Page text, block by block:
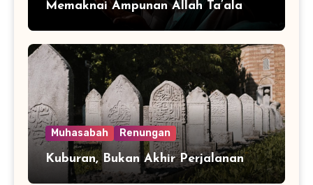
Memaknai Ampunan Allah Ta’ala
Muhasabah Renungan
Kuburan, Bukan Akhir Perjalanan